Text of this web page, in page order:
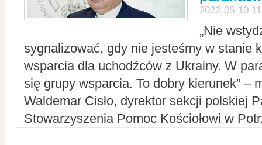
2022-05-10
„Nie
sygnalizować, gdy nie jesteśmy w stanie
wsparcia dla uchodźców z Ukrainy. W
się grupy wsparcia. To dobry kierunek” –
Waldemar Cisło, dyrektor sekcji polskiej
Stowarzyszenia Pomoc Kościołowi w